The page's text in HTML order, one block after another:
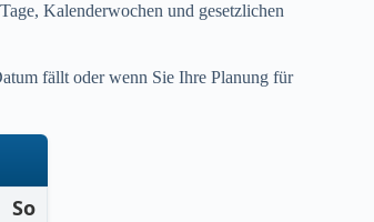
Kalenderwochen und gesetzlichen
fällt oder wenn Sie Ihre Planung für
So